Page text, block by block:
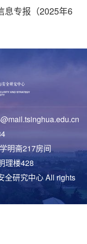
息专报（2025年6
明斋217房间
理楼428
全研究中心 All rights